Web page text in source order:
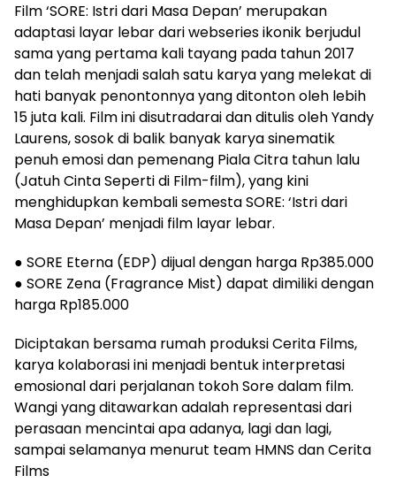
Film ‘SORE: Istri dari Masa Depan’ merupakan
adaptasi layar lebar dari webseries ikonik berjudul
sama yang pertama kali tayang pada tahun 2017
dan telah menjadi salah satu karya yang melekat di
hati banyak penontonnya yang ditonton oleh lebih
15 juta kali. Film ini disutradarai dan ditulis oleh Yandy
Laurens, sosok di balik banyak karya sinematik
penuh emosi dan pemenang Piala Citra tahun lalu
(Jatuh Cinta Seperti di Film-film), yang kini
menghidupkan kembali semesta SORE: ‘Istri dari
Masa Depan’ menjadi film layar lebar.
● SORE Eterna (EDP) dijual dengan harga Rp385.000
● SORE Zena (Fragrance Mist) dapat dimiliki dengan
harga Rp185.000
Diciptakan bersama rumah produksi Cerita Films,
karya kolaborasi ini menjadi bentuk interpretasi
emosional dari perjalanan tokoh Sore dalam film.
Wangi yang ditawarkan adalah representasi dari
perasaan mencintai apa adanya, lagi dan lagi,
sampai selamanya menurut team HMNS dan Cerita
Films